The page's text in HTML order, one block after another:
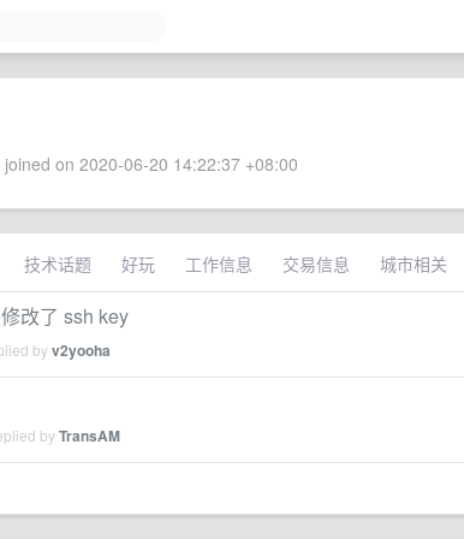
on 2020-06-20 14:22:37 +08:00
技术话题 好玩 工作信息 交易信息 城市相关
改了 ssh key
byv2yooha
byTransAM